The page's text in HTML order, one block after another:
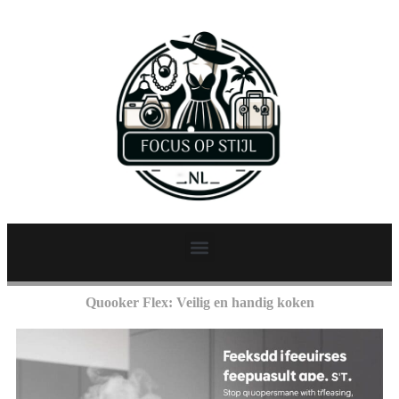
Quooker Flex: Veilig en handig koken